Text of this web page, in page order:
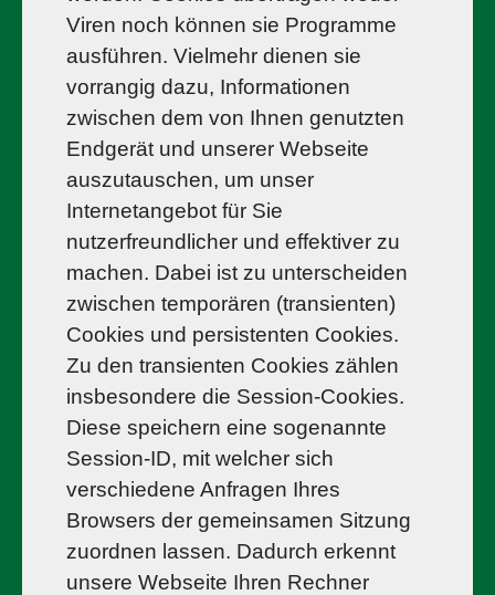
Viren noch können sie Programme
ausführen. Vielmehr dienen sie
vorrangig dazu, Informationen
zwischen dem von Ihnen genutzten
Endgerät und unserer Webseite
auszutauschen, um unser
Internetangebot für Sie
nutzerfreundlicher und effektiver zu
machen. Dabei ist zu unterscheiden
zwischen temporären (transienten)
Cookies und persistenten Cookies.
Zu den transienten Cookies zählen
insbesondere die Session-Cookies.
Diese speichern eine sogenannte
Session-ID, mit welcher sich
verschiedene Anfragen Ihres
Browsers der gemeinsamen Sitzung
zuordnen lassen. Dadurch erkennt
unsere Webseite Ihren Rechner